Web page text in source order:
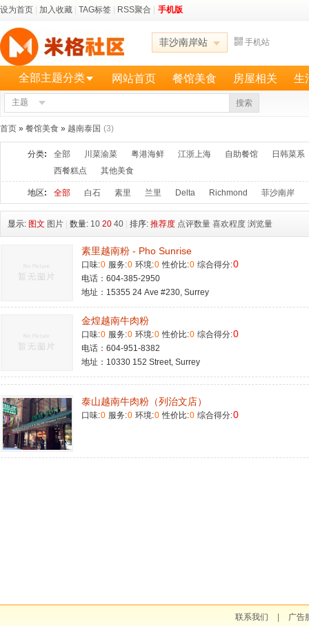
设为首页 加入收藏 TAG标签 RSS聚合 手机版
菲沙南岸站 手机站
全部主题分类 网站首页 餐馆美食 房屋相关 生
主题 搜索
首页 » 餐馆美食 » 越南泰国 (3)
分类: 全部 川菜渝菜 粤港海鲜 江浙上海 自助餐馆
日韩菜系
西餐糕点
其他美食
地区: 全部 白石 素里 兰里 Delta Richmond 菲沙南岸
显示: 图文 图片 数量: 10 20 40 排序: 推荐度 点评数量 喜欢程度 浏览量
素里越南粉 - Pho Sunrise
口味:0 服务:0 环境:0 性价比:0 综合得分:0
电话：604-385-2950
地址：15355 24 Ave #230, Surrey
金煌越南牛肉粉
口味:0 服务:0 环境:0 性价比:0 综合得分:0
电话：604-951-8382
地址：10330 152 Street, Surrey
泰山越南牛肉粉（列治文店）
口味:0 服务:0 环境:0 性价比:0 综合得分:0
联系我们 | 广告